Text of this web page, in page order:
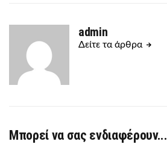
admin
Δείτε τα άρθρα
Μπορεί να σας ενδιαφέρουν...